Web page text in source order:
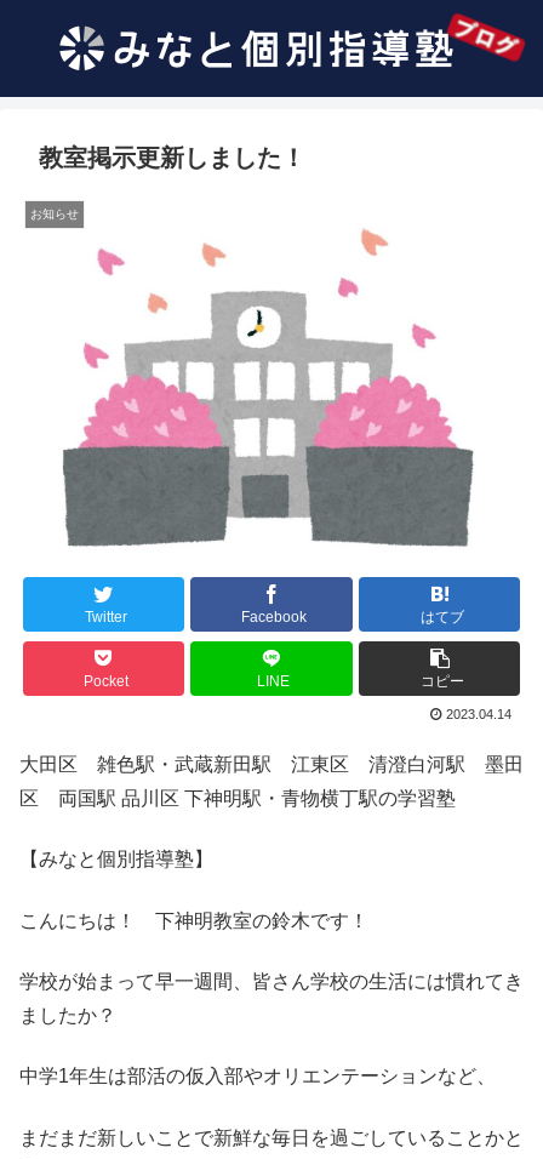
教室掲示更新しました！
お知らせ
Twitter Facebook はてブ
Pocket LINE コピー
2023.04.14
大田区 雑色駅・武蔵新田駅 江東区 清澄白河駅 墨田
区 両国駅 品川区 下神明駅・青物横丁駅の学習塾
【みなと個別指導塾】
こんにちは！ 下神明教室の鈴木です！
学校が始まって早一週間、皆さん学校の生活には慣れてき
ましたか？
中学1年生は部活の仮入部やオリエンテーションなど、
まだまだ新しいことで新鮮な毎日を過ごしていることかと